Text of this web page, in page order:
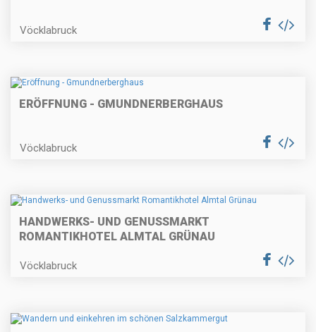
Vöcklabruck
ERÖFFNUNG - GMUNDNERBERGHAUS
Vöcklabruck
HANDWERKS- UND GENUSSMARKT
ROMANTIKHOTEL ALMTAL GRÜNAU
Vöcklabruck